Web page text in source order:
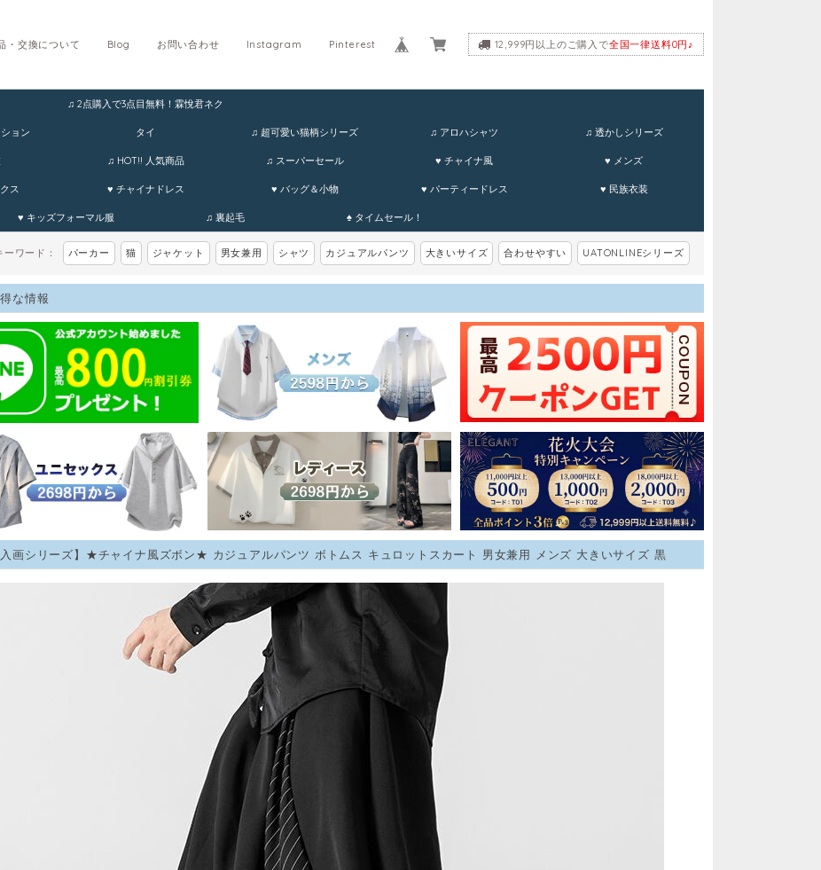
12,999円以上のご購入で全国一律送料0円♪
Pinterest
Instagram
お問い合わせ
Blog
・交換について
ョン
♫ 2点購入で3点目無料！霖悅君ネク
タイ ♫ 超可愛い猫柄シリーズ ♫ アロハシャツ ♫ 透かしシリーズ
♫ HOT!! 人気商品 ♫ スーパーセール ♥ チャイナ風 ♥ メンズ
ス ♥ チャイナドレス ♥ バッグ＆小物 ♥ パーティードレス ♥ 民族衣装
♥ キッズフォーマル服 ♫ 裏起毛 ♠ タイムセール！
ーワード： パーカー 猫 ジャケット 男女兼用 シャツ カジュアルパンツ 大きいサイズ 合わせやすい UATONLINEシリーズ
な情報
入画シリーズ】★チャイナ風ズボン★ カジュアルパンツ ボトムス キュロットスカート 男女兼用 メンズ 大きいサイズ 黒